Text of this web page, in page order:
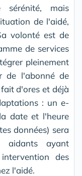
mais
de l'aidé,
volonté est de
de services
pleinement
de l'abonné de
d'ores et déjà
: un e-
date et l'heure
données) sera
aidants ayant
des
l'aidé.